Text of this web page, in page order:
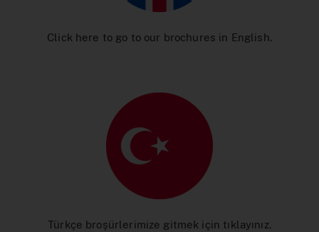
Click here to go to our brochures in English.
Türkçe broşürlerimize gitmek için tıklayınız.